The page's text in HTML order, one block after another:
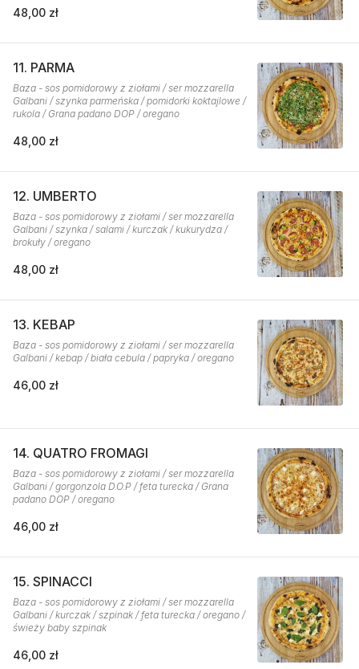
48,00 zł
11. PARMA
Baza - sos pomidorowy z ziołami / ser mozzarella
Galbani / szynka parmeńska / pomidorki koktajlowe /
rukola / Grana padano DOP / oregano
48,00 zł
12. UMBERTO
Baza - sos pomidorowy z ziołami / ser mozzarella
Galbani / szynka / salami / kurczak / kukurydza /
brokuły / oregano
48,00 zł
13. KEBAP
Baza - sos pomidorowy z ziołami / ser mozzarella
Galbani / kebap / biała cebula / papryka / oregano
46,00 zł
14. QUATRO FROMAGI
Baza - sos pomidorowy z ziołami / ser mozzarella
Galbani / gorgonzola D.O.P / feta turecka / Grana
padano DOP / oregano
46,00 zł
15. SPINACCI
Baza - sos pomidorowy z ziołami / ser mozzarella
Galbani / kurczak / szpinak / feta turecka / oregano /
świeży baby szpinak
46,00 zł